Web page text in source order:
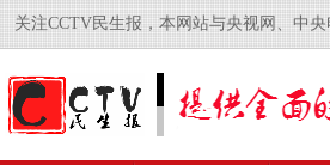
关注CCTV民生报，本网站与央视网、中央